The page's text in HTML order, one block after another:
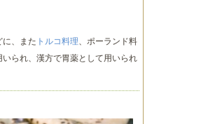
に、また トルコ料理、ポーランド料
られ、漢方で胃薬として用いられ